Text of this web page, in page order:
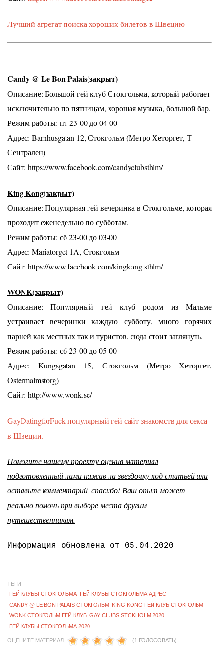
Лучший агрегат поиска хороших билетов в Швецию
Candy @ Le Bon Palais(закрыт)
Описание: Большой гей клуб Стокгольма, который работает
исключительно по пятницам, хорошая музыка, большой бар.
Режим работы: пт 23-00 до 04-00
Адрес: Barnhusgatan 12, Стокгольм (Метро Хеторгет, Т-
Сентрален)
Сайт: https://www.facebook.com/candyclubsthlm/
King Kong(закрыт)
Описание: Популярная гей вечеринка в Стокгольме, которая
проходит еженедельно по субботам.
Режим работы: сб 23-00 до 03-00
Адрес: Mariatorget 1A, Стокгольм
Сайт: https://www.facebook.com/kingkong.sthlm/
WONK(закрыт)
Описание: Популярный гей клуб родом из Мальме
устраивает вечеринки каждую субботу, много горячих
парней как местных так и туристов, сюда стоит заглянуть.
Режим работы: сб 23-00 до 05-00
Адрес: Kungsgatan 15, Стокгольм (Метро Хеторгет,
Ostermalmstorg)
Сайт: http://www.wonk.se/
GayDatingforFuck популярный гей сайт знакомств для секса
в Швеции.
Помогите нашему проекту оценив материал
подготовленный нами нажав на звездочку под статьей или
оставьте комментарий, спасибо! Ваш опыт может
реально помочь при выборе места другим
путешественникам.
Информация обновлена от 05.04.2020
ТЕГИ
ГЕЙ КЛУБЫ СТОКГОЛЬМА ГЕЙ КЛУБЫ СТОКГОЛЬМА АДРЕС
CANDY @ LE BON PALAIS СТОКГОЛЬМ KING KONG ГЕЙ КЛУБ СТОКГОЛЬМ
WONK СТОКГОЛЬМ ГЕЙ КЛУБ GAY CLUBS STOKHOLM 2020
ГЕЙ КЛУБЫ СТОКГОЛЬМА 2020
ОЦЕНИТЕ МАТЕРИАЛ (1 ГОЛОСОВАТЬ)